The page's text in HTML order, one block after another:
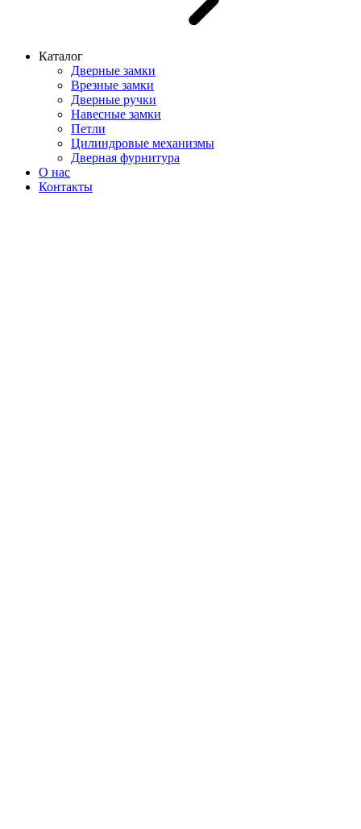
Каталог
Дверные замки
Врезные замки
Дверные ручки
Навесные замки
Петли
Цилиндровые механизмы
Дверная фурнитура
О нас
Контакты